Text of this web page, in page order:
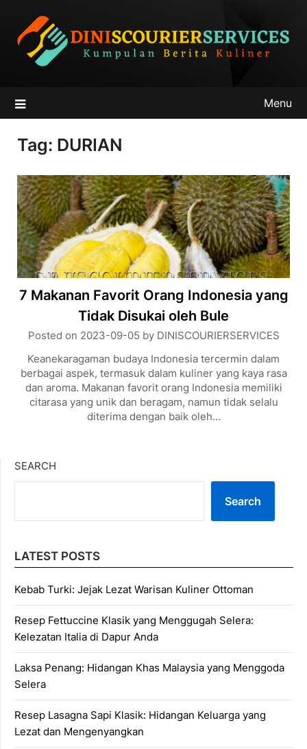
content
Menu
Tag: DURIAN
7 Makanan Favorit Orang Indonesia yang
Tidak Disukai oleh Bule
Posted on 2023-09-05 by DINISCOURIERSERVICES
Keanekaragaman budaya Indonesia tercermin dalam
berbagai aspek, termasuk dalam kuliner yang kaya rasa
dan aroma. Makanan favorit orang Indonesia memiliki
citarasa yang unik dan beragam, namun tidak selalu
diterima dengan baik oleh…
SEARCH
Search
LATEST POSTS
Kebab Turki: Jejak Lezat Warisan Kuliner Ottoman
Resep Fettuccine Klasik yang Menggugah Selera:
Kelezatan Italia di Dapur Anda
Laksa Penang: Hidangan Khas Malaysia yang Menggoda
Selera
Resep Lasagna Sapi Klasik: Hidangan Keluarga yang
Lezat dan Mengenyangkan